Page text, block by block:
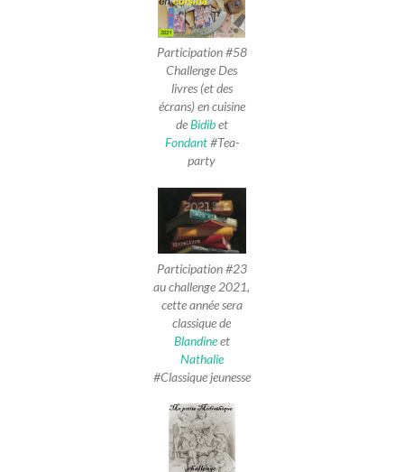
Participation #58
Challenge Des
livres (et des
écrans) en cuisine
deBidibet
Fondant#Tea-
party
Participation #23
au challenge 2021,
cette année sera
classique de
Blandineet
Nathalie
#Classique jeunesse